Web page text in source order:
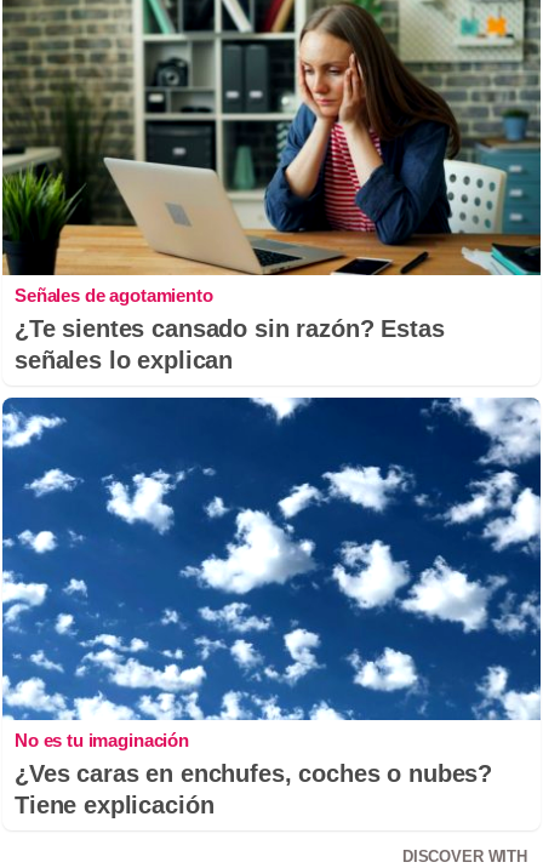
Señales de agotamiento
¿Te sientes cansado sin razón? Estas
señales lo explican
No es tu imaginación
¿Ves caras en enchufes, coches o nubes?
Tiene explicación
DISCOVER WITH